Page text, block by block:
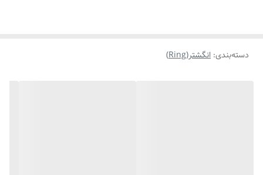
دسته‌بندی: انگشتر(Ring)